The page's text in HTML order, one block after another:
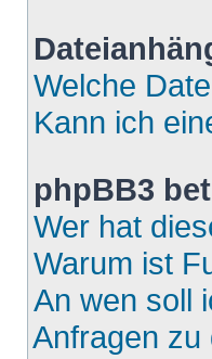
Welche
Kann ich
phpBB3
Wer hat
Warum ist
An wen soll
Anfragen zu